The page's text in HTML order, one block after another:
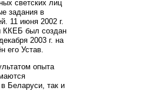
светских лиц
задания в
11 июня 2002 г.
ККЕБ был создан
2003 г. на
его Устав.
опыта
Беларуси, так и